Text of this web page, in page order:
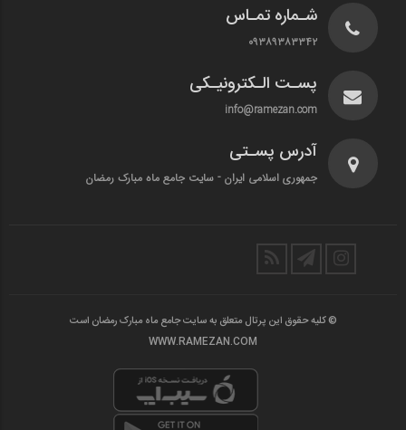
شـماره تمـاس
۰۹۳۸۹۳۸۳۳۴۲
پسـت الـکترونیـکی
info@ramezan.com
آدرس پسـتی
جمهوری اسلامی ایران - سایت جامع ماه مبارک رمضان
© کلیه حقوق این پرتال متعلق به سایت جامع ماه مبارک رمضان است
WWW.RAMEZAN.COM